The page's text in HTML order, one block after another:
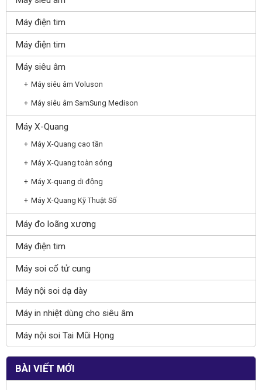
Máy điện tim
Máy điện tim
Máy siêu âm
Máy siêu âm Voluson
Máy siêu âm SamSung Medison
Máy X-Quang
Máy X-Quang cao tần
Máy X-Quang toàn sóng
Máy X-quang di động
Máy X-Quang Kỹ Thuật Số
Máy đo loãng xương
Máy điện tim
Máy soi cổ tử cung
Máy nội soi dạ dày
Máy in nhiệt dùng cho siêu âm
Máy nội soi Tai Mũi Họng
BÀI VIẾT MỚI